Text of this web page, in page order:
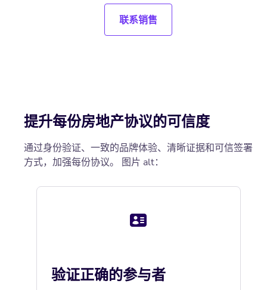
联系销售
提升每份房地产协议的可信度
通过身份验证、一致的品牌体验、清晰证据和可信签署
方式，加强每份协议。 图片 alt：
验证正确的参与者